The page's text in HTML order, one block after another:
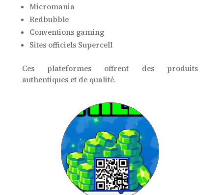
Micromania
Redbubble
Conventions gaming
Sites officiels Supercell
Ces plateformes offrent des produits
authentiques et de qualité.